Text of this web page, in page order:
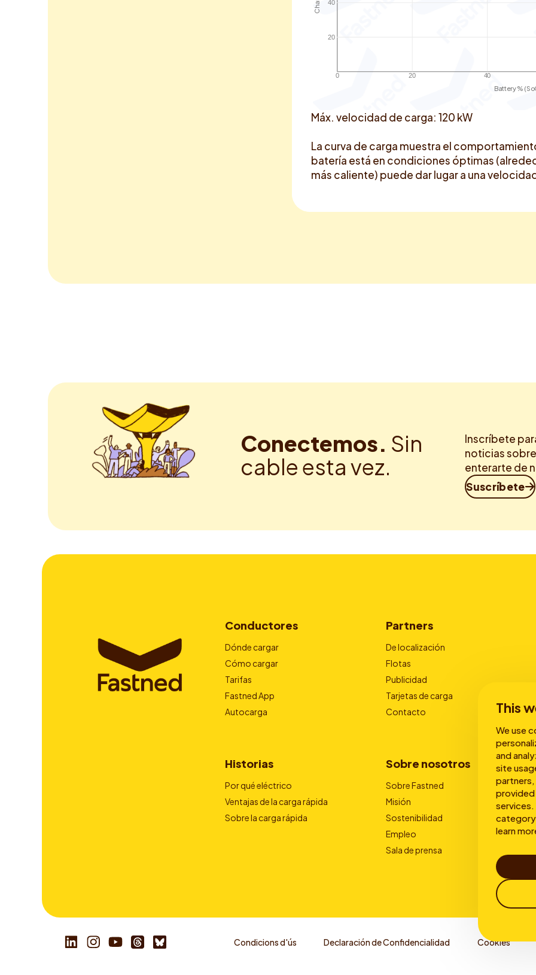
This
We use
and
site
services.
category
learn
0 20 40
20
40
Battery %
Máx. velocidad de carga: 120 kW
La curva de carga muestra el
batería está en condiciones óptimas
más caliente) puede dar lugar a una
Conectemos. Sin
cable esta vez.
Inscríbete
noticias
enterarte de
Suscríbete
Conductores
Dónde cargar
Cómo cargar
Tarifas
Fastned App
Autocarga
Partners
De localización
Flotas
Publicidad
Tarjetas de carga
Contacto
Historias
Por qué eléctrico
Ventajas de la carga rápida
Sobre la carga rápida
Sobre nosotros
Sobre Fastned
Misión
Sostenibilidad
Empleo
Sala de prensa
Condicions d'ús Declaración de Confidencialidad Cookies